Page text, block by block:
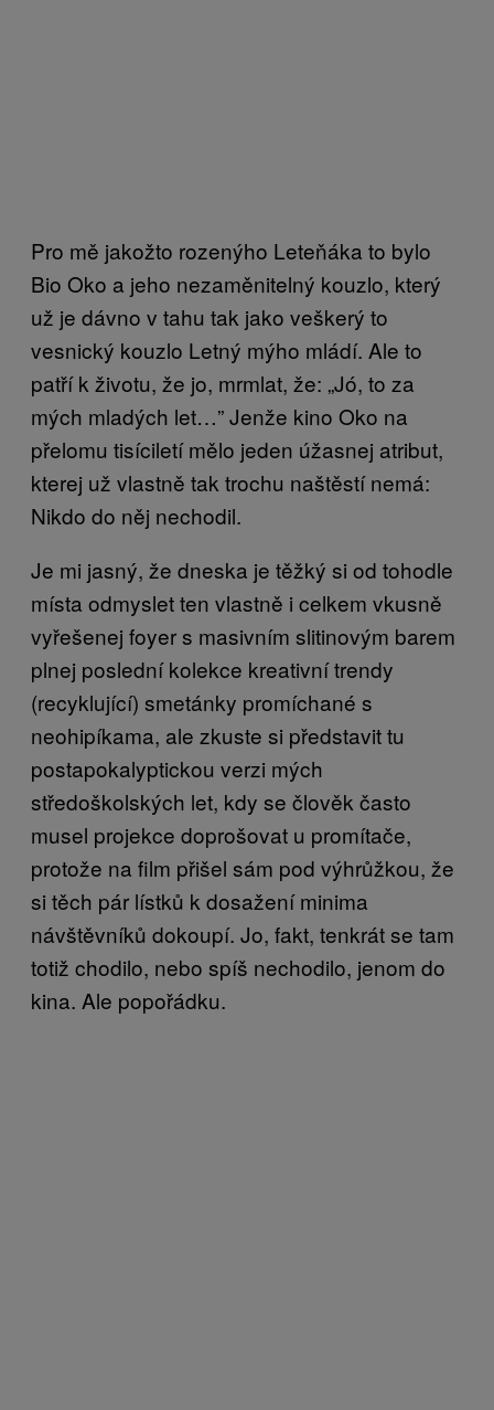
Pro mě jakožto rozenýho Leteňáka to bylo
Bio Oko a jeho nezaměnitelný kouzlo, který
už je dávno v tahu tak jako veškerý to
vesnický kouzlo Letný mýho mládí. Ale to
patří k životu, že jo, mrmlat, že: „Jó, to za
mých mladých let…” Jenže kino Oko na
přelomu tisíciletí mělo jeden úžasnej atribut,
kterej už vlastně tak trochu naštěstí nemá:
Nikdo do něj nechodil.
Je mi jasný, že dneska je těžký si od tohodle
místa odmyslet ten vlastně i celkem vkusně
vyřešenej foyer s masivním slitinovým barem
plnej poslední kolekce kreativní trendy
(recyklující) smetánky promíchané s
neohipíkama, ale zkuste si představit tu
postapokalyptickou verzi mých
středoškolských let, kdy se člověk často
musel projekce doprošovat u promítače,
protože na film přišel sám pod výhrůžkou, že
si těch pár lístků k dosažení minima
návštěvníků dokoupí. Jo, fakt, tenkrát se tam
totiž chodilo, nebo spíš nechodilo, jenom do
kina. Ale popořádku.